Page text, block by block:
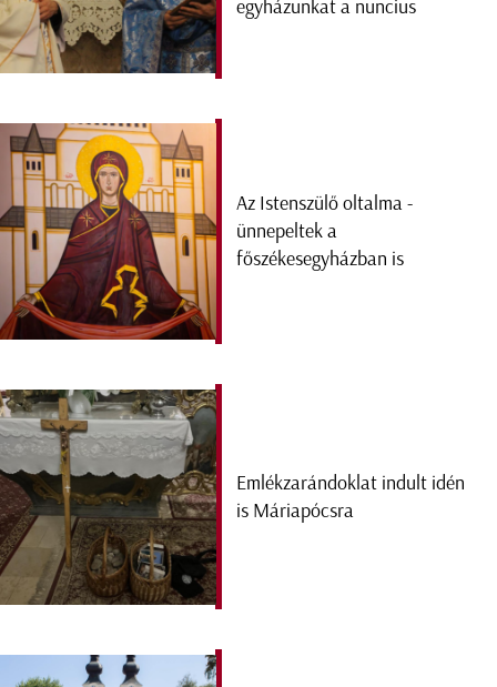
egyházunkat a nuncius
Az Istenszülő oltalma -
ünnepeltek a
főszékesegyházban is
Emlékzarándoklat indult idén
is Máriapócsra